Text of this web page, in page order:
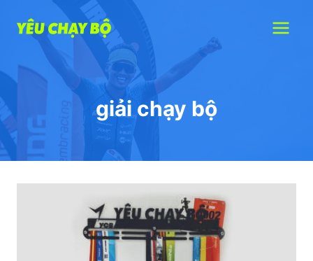
content
giải chạy bộ